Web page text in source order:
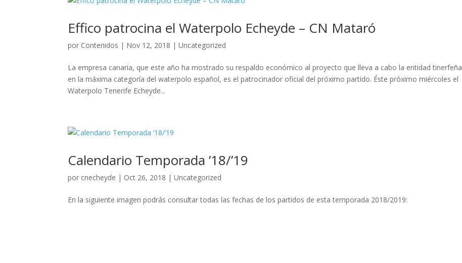
Effico patrocina el Waterpolo Echeyde – CN Mataró
por Contenidos | Nov 12, 2018 |Uncategorized
La empresa canaria, que este año ha mostrado su respaldo económico al proyecto que lleva a cabo la entidad tinerfeña
en la máxima categoría del waterpolo español, es el patrocinador oficial del próximo partido. Éste próximo miércoles el
Waterpolo Tenerife Echeyde...
Calendario Temporada ’18/’19
por cnecheyde | Oct 26, 2018 |Uncategorized
En la siguiente imagen podrás consultar todas las fechas de los partidos de esta temporada 2018/2019: